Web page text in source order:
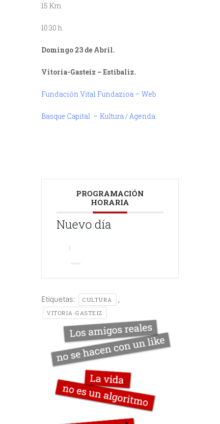
15 Km.
10:30 h.
Domingo 23 de Abril.
Vitoria-Gasteiz – Estibaliz.
Fundación Vital Fundazioa – Web
Basque Capital – Kultura / Agenda
PROGRAMACIÓN
HORARIA
Nuevo día
Etiquetas: CULTURA ,
VITORIA-GASTEIZ